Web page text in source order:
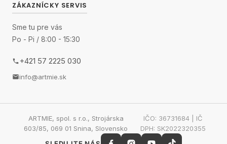
ZÁKAZNÍCKY SERVIS
Sme tu pre vás
Po - Pi / 8:00 - 15:30
+421 57 2225 030
info@artmie.sk
ARTMIE, spol. s r.o., Strojárska
603/85, 069 01 Snina, Slovensko
IČO: 36731684 | IČ
DPH: SK2022320355